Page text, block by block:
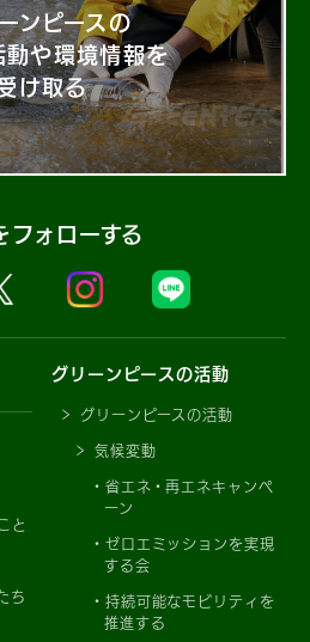
ンピースの
動や環境情報を
け取る
フォローする
と
ち
グリーンピースの活動
グリーンピースの活動
気候変動
省エネ・再エネキャンペ
ーン
ゼロエミッションを実現
する会
持続可能なモビリティを
推進する